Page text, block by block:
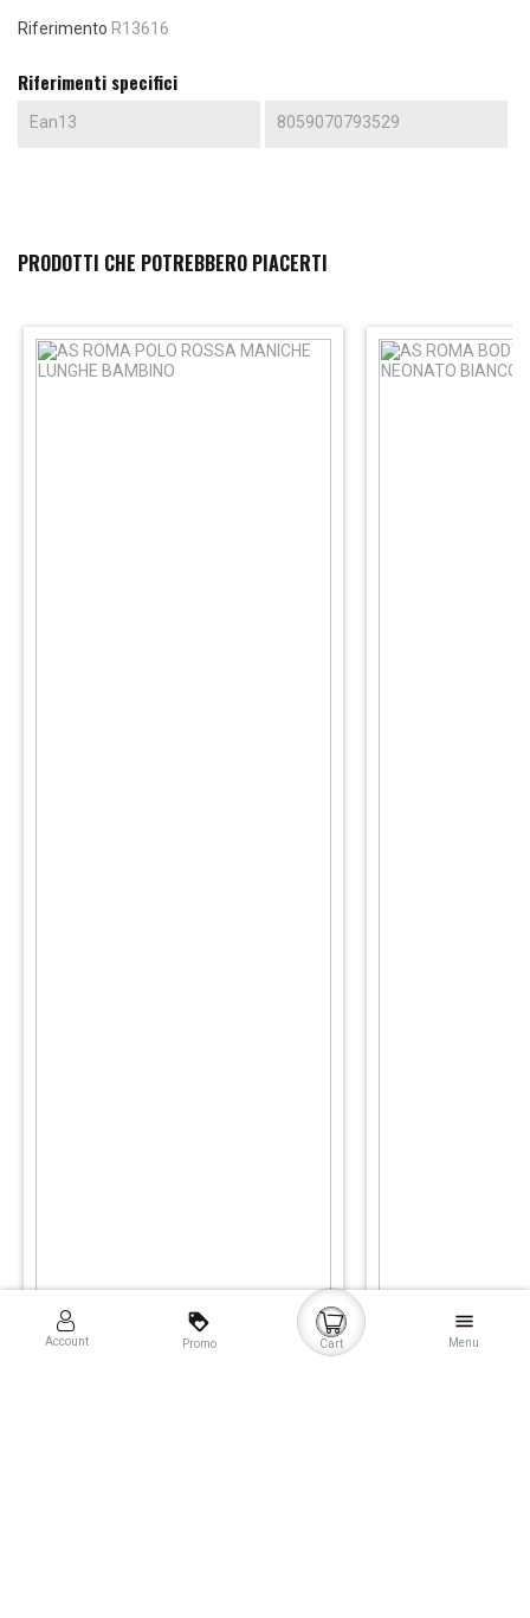
Riferimento R13616
Riferimenti specifici
Ean13 8059070793529
PRODOTTI CHE POTREBBERO PIACERTI
Account
loyalty
Promo Cart
menu
Menu